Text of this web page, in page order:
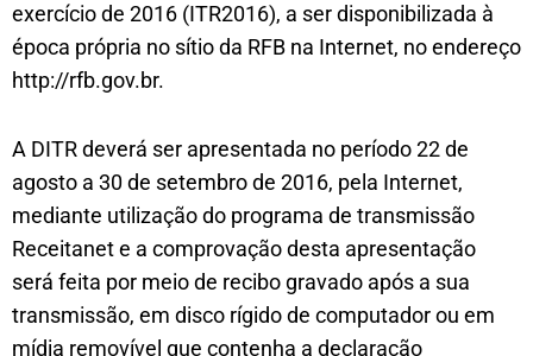
exercício de 2016 (ITR2016), a ser disponibilizada à
época própria no sítio da RFB na Internet, no endereço
http://rfb.gov.br.
A DITR deverá ser apresentada no período 22 de
agosto a 30 de setembro de 2016, pela Internet,
mediante utilização do programa de transmissão
Receitanet e a comprovação desta apresentação
será feita por meio de recibo gravado após a sua
transmissão, em disco rígido de computador ou em
mídia removível que contenha a declaração